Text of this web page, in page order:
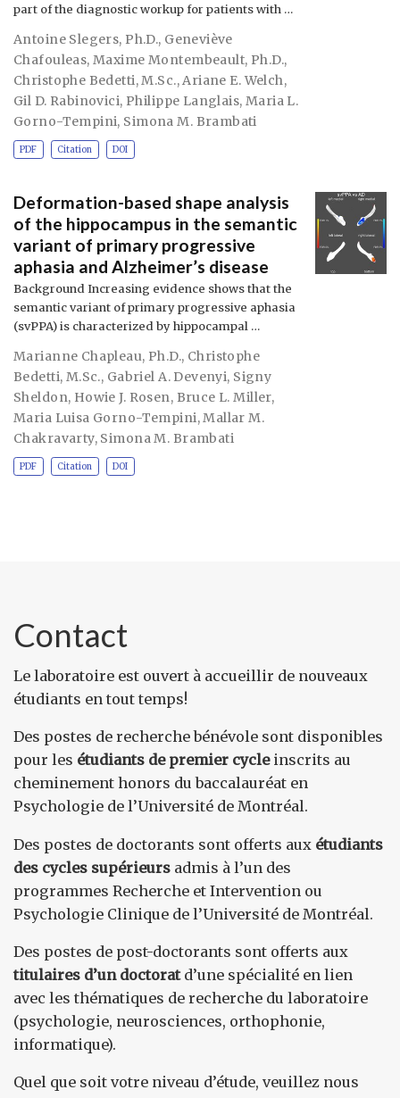
part of the diagnostic workup for patients with …
Antoine Slegers, Ph.D., Geneviève
Chafouleas,Maxime Montembeault, Ph.D.,
Christophe Bedetti, M.Sc.,Ariane E. Welch,
Gil D. Rabinovici, Philippe Langlais, Maria L.
Gorno-Tempini, Simona M. Brambati
PDF Citation DOI
Deformation-based shape analysis
of the hippocampus in the semantic
variant of primary progressive
aphasia and Alzheimer’s disease
Background Increasing evidence shows that the
semantic variant of primary progressive aphasia
(svPPA) is characterized by hippocampal …
Marianne Chapleau, Ph.D., Christophe
Bedetti, M.Sc., Gabriel A. Devenyi, Signy
Sheldon, Howie J. Rosen, Bruce L. Miller,
Maria Luisa Gorno-Tempini,Mallar M.
Chakravarty, Simona M. Brambati
PDF Citation DOI
Contact
Le laboratoire est ouvert à accueillir de nouveaux
étudiants en tout temps!
Des postes de recherche bénévole sont disponibles
pour les étudiants de premier cycleinscrits au
cheminement honors du baccalauréat en
Psychologie de l’Université de Montréal.
Des postes de doctorants sont offerts aux étudiants
des cycles supérieurs admis à l’un des
programmes Recherche et Intervention ou
Psychologie Clinique de l’Université de Montréal.
Des postes de post-doctorants sont offerts aux
titulaires d’un doctoratd’une spécialité en lien
avec les thématiques de recherche du laboratoire
(psychologie, neurosciences, orthophonie,
informatique).
Quel que soit votre niveau d’étude, veuillez nous